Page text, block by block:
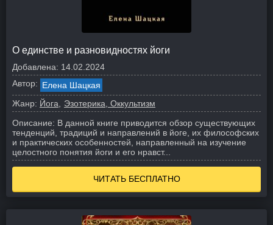
О единстве и разновидностях йоги
Добавлена: 14.02.2024
Автор: Елена Шацкая
Жанр: Йога
Эзотерика, Оккультизм
Описание: В данной книге приводится обзор существующих
тенденций, традиций и направлений в йоге, их философских
и практических особенностей, направленный на изучение
целостного понятия йоги и его нравст...
ЧИТАТЬ БЕСПЛАТНО